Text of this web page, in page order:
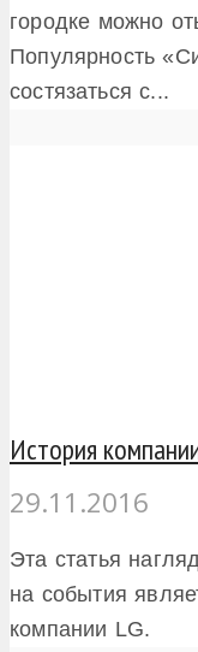
городке можно
Популярность
состязаться с...
История
29.11.2016
Эта статья
на события
компании LG.